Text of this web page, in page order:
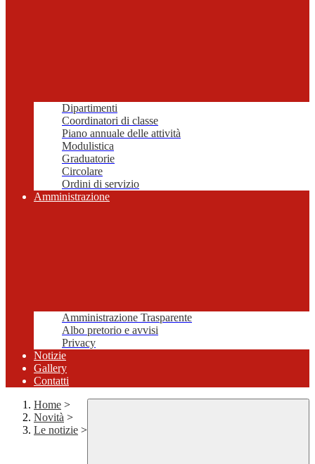
Dipartimenti
Coordinatori di classe
Piano annuale delle attività
Modulistica
Graduatorie
Circolare
Ordini di servizio
Amministrazione
Amministrazione Trasparente
Albo pretorio e avvisi
Privacy
Notizie
Gallery
Contatti
Home >
Novità >
Le notizie >